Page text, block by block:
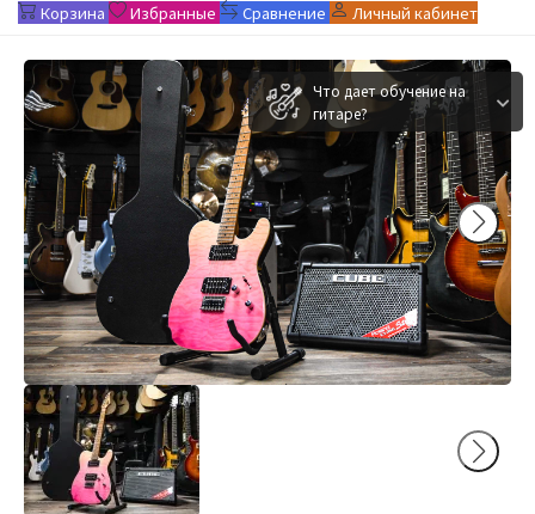
Корзина
Избранные Сравнение Личный кабинет
Что дает обучение на
гитаре?